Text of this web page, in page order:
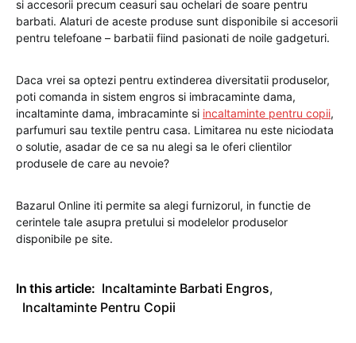
si accesorii precum ceasuri sau ochelari de soare pentru
barbati. Alaturi de aceste produse sunt disponibile si accesorii
pentru telefoane – barbatii fiind pasionati de noile gadgeturi.
Daca vrei sa optezi pentru extinderea diversitatii produselor,
poti comanda in sistem engros si imbracaminte dama,
incaltaminte dama, imbracaminte si incaltaminte pentru copii,
parfumuri sau textile pentru casa. Limitarea nu este niciodata
o solutie, asadar de ce sa nu alegi sa le oferi clientilor
produsele de care au nevoie?
Bazarul Online iti permite sa alegi furnizorul, in functie de
cerintele tale asupra pretului si modelelor produselor
disponibile pe site.
In this article: Incaltaminte Barbati Engros,
Incaltaminte Pentru Copii